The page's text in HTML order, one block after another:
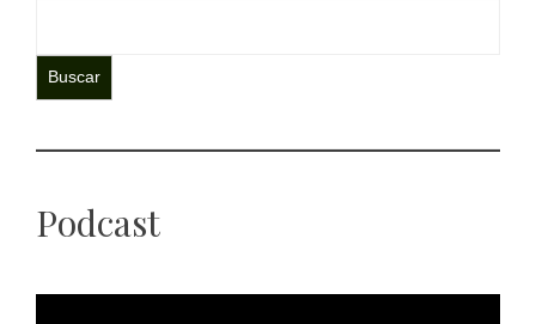
Buscar
Podcast